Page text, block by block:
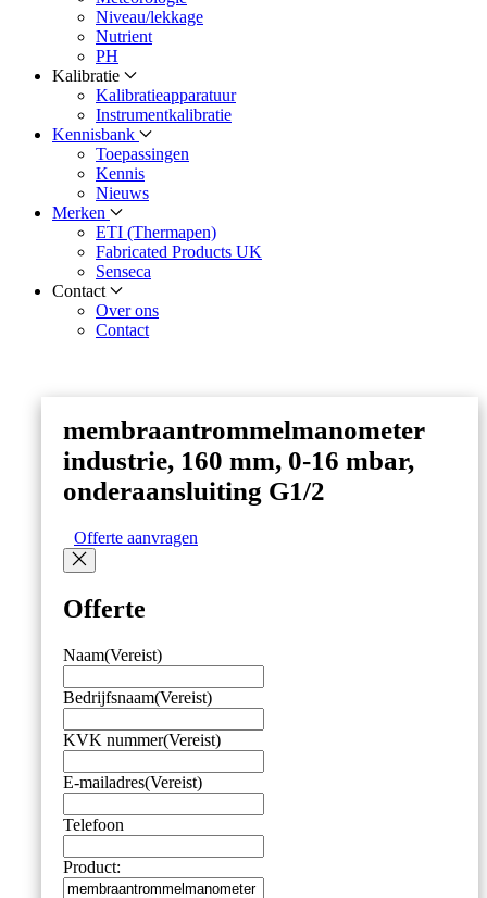
Niveau/lekkage
Nutrient
PH
Kalibratie
Kalibratieapparatuur
Instrumentkalibratie
Kennisbank
Toepassingen
Kennis
Nieuws
Merken
ETI (Thermapen)
Fabricated Products UK
Senseca
Contact
Over ons
Contact
membraantrommelmanometer
industrie, 160 mm, 0-16 mbar,
onderaansluiting G1/2
Offerte aanvragen
Offerte
Naam(Vereist)
Bedrijfsnaam(Vereist)
KVK nummer(Vereist)
E-mailadres(Vereist)
Telefoon
Product: